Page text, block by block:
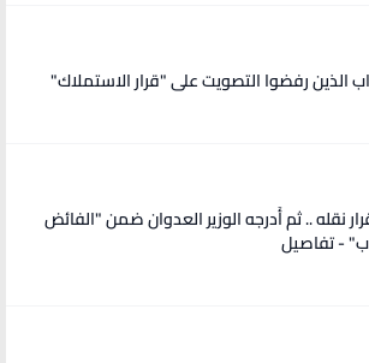
الذين رفضوا التصويت على "قرار الاستملاك"
"انتصر قضائيًا بإلغاء قرار نقله .. ثم أُدرجه الوزير العدوان ضمن "الفائض
- تفاصيل